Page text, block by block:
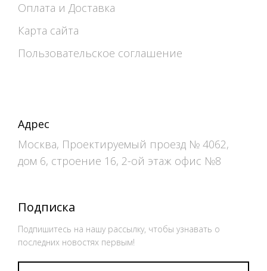
Оплата и Доставка
Карта сайта
Пользовательское соглашение
Адрес
Москва, Проектируемый проезд № 4062,
дом 6, строение 16, 2-ой этаж офис №8
Подписка
Подпишитесь на нашу рассылку, чтобы узнавать о
последних новостях первым!